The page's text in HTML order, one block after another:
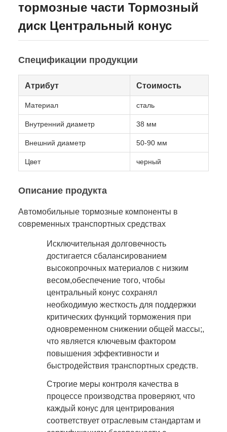
тормозные части Тормозный
диск Центральный конус
Спецификации продукции
Атрибут Стоимость
Материал сталь
Внутренний диаметр 38 мм
Внешний диаметр 50-90 мм
Цвет черный
Описание продукта
Автомобильные тормозные компоненты в
современных транспортных средствах
Исключительная долговечность
достигается сбалансированием
высокопрочных материалов с низким
весом,обеспечение того, чтобы
центральный конус сохранял
необходимую жесткость для поддержки
критических функций торможения при
одновременном снижении общей массы;,
что является ключевым фактором
повышения эффективности и
быстродействия транспортных средств.
Строгие меры контроля качества в
процессе производства проверяют, что
каждый конус для центрирования
соответствует отраслевым стандартам и